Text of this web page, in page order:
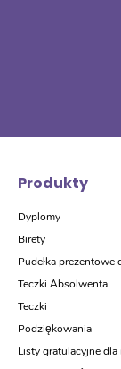
Produkty
Dyplomy
Birety
Pudełka prezentowe
Teczki Absolwenta
Teczki
Podziękowania
Listy gratulacyjne